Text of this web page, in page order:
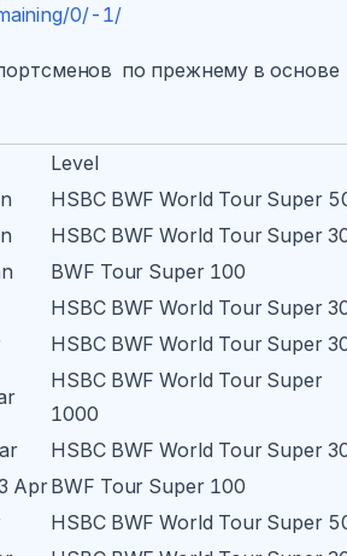
0/-1/
по прежнему в основе
Level
HSBC BWF World Tour Super
HSBC BWF World Tour Super
BWF Tour Super 100
HSBC BWF World Tour Super
HSBC BWF World Tour Super
HSBC BWF World Tour Super
1000
HSBC BWF World Tour Super
AprBWF Tour Super 100
HSBC BWF World Tour Super